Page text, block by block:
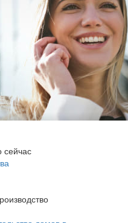
сейчас